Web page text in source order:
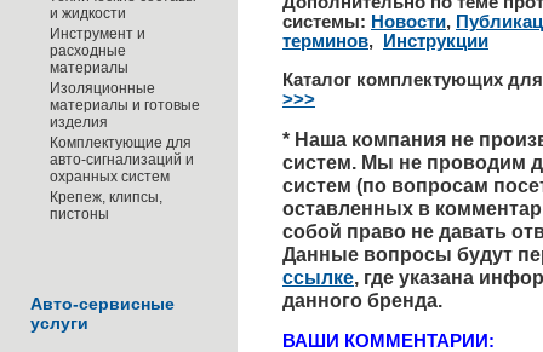
и жидкости
Инструмент и
расходные
материалы
Изоляционные
материалы и готовые
изделия
Комплектующие для
авто-сигнализаций и
охранных систем
Крепеж, клипсы,
пистоны
Авто-сервисные
услуги
системы: Новости,
терминов,
Инструкции
Каталог комплектующих
>>>
* Наша компания не
систем. Мы не проводим
систем (по вопросам
оставленных в
собой право не давать
Данные вопросы будут
ссылке, где указана
данного бренда.
ВАШИ КОММЕНТАРИИ: